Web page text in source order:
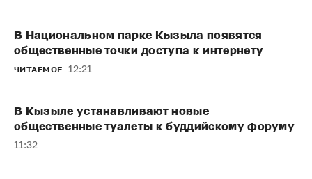
В Национальном парке Кызыла появятся
общественные точки доступа к интернету
ЧИТАЕМОЕ 12:21
В Кызыле устанавливают новые
общественные туалеты к буддийскому форуму
11:32